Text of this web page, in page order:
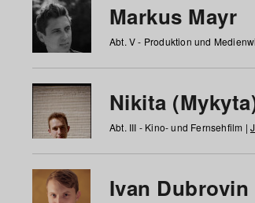
Markus Mayr
Abt. V - Produktion und
Nikita
Abt. III - Kino- und Fernsehfilm |
Ivan Dubrovin